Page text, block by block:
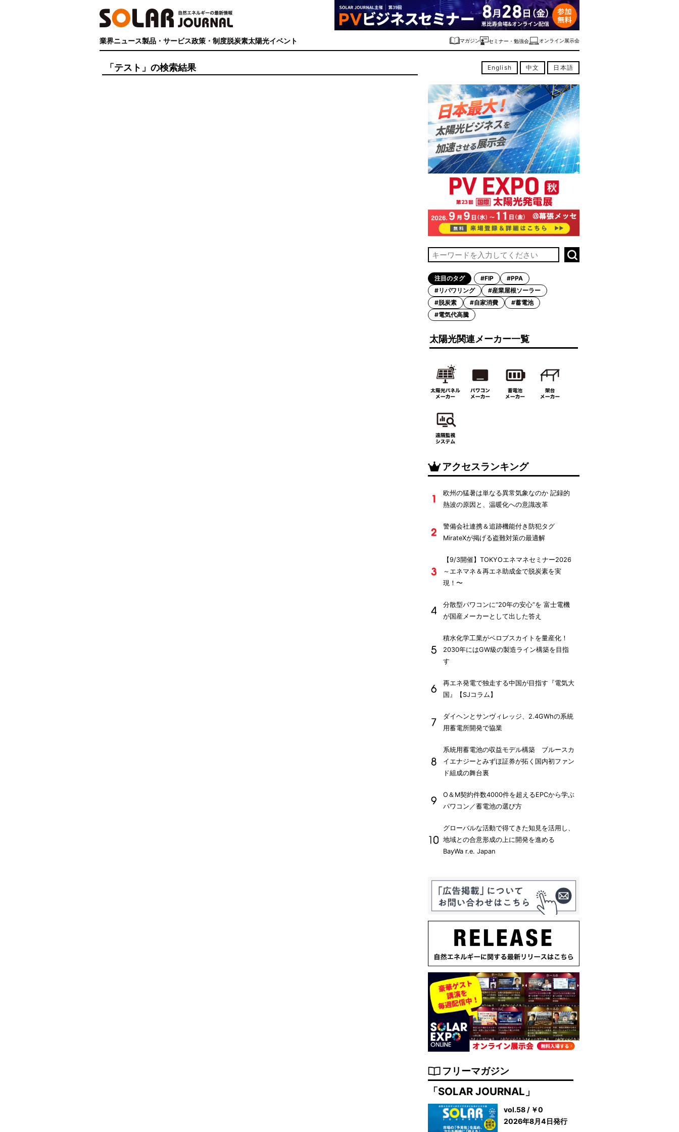
業界ニュース製品・サービス政策・制度脱炭素太陽光イベント マガジン セミナー・勉強会 オンライン展示会
「テスト」の検索結果 English 中文 日本語
注目のタグ #FIP
#PPA
#リパワリング
#産業屋根ソーラー
#脱炭素
#自家消費
#蓄電池
#電気代高騰
太陽光関連メーカー一覧
アクセスランキング
欧州の猛暑は単なる異常気象なのか 記録的
熱波の原因と、温暖化への意識改革
警備会社連携＆追跡機能付き防犯タグ
MirateXが掲げる盗難対策の最適解
【9/3開催】TOKYOエネマネセミナー2026
～エネマネ＆再エネ助成金で脱炭素を実
現！〜
分散型パワコンに“20年の安心”を 富士電機
が国産メーカーとして出した答え
積水化学工業がペロブスカイトを量産化！
2030年にはGW級の製造ライン構築を目指
す
再エネ発電で独走する中国が目指す『電気大
国』【SJコラム】
ダイヘンとサンヴィレッジ、2.4GWhの系統
用蓄電所開発で協業
系統用蓄電池の収益モデル構築 ブルースカ
イエナジーとみずほ証券が拓く国内初ファン
ド組成の舞台裏
O＆M契約件数4000件を超えるEPCから学ぶ
パワコン／蓄電池の選び方
グローバルな活動で得てきた知見を活用し、
地域との合意形成の上に開発を進める
BayWa r.e. Japan
フリーマガジン
「SOLAR JOURNAL」
vol.58 / ￥0
2026年8月4日発行